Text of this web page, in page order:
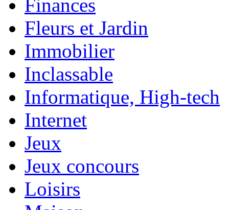
Finances
Fleurs et Jardin
Immobilier
Inclassable
Informatique, High-tech
Internet
Jeux
Jeux concours
Loisirs